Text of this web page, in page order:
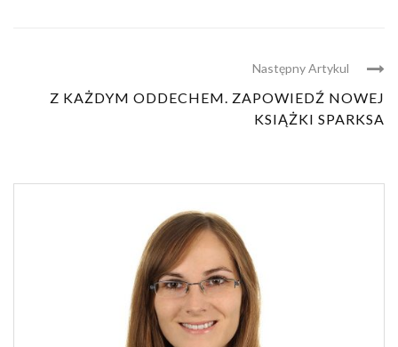
Następny Artykul
Z KAŻDYM ODDECHEM. ZAPOWIEDŹ NOWEJ
KSIĄŻKI SPARKSA